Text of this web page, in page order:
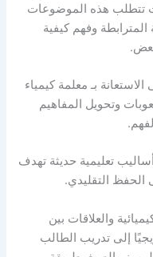
تتطلب هذه الموضوعات
وفهم كيفية
بـ معلمة كيمياء
وتحويل المفاهيم
تعليمية حديثة تهدف
الحفظ التقليدي.
والعلاقات بين
إلى تدريب الطالب